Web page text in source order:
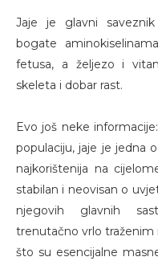
Jaje je glavni
bogate
fetusa, a željezo i
skeleta i dobar rast.
Evo još neke
populaciju, jaje je jedna
najkorištenija na
stabilan i neovisan o
njegovih glavnih
trenutačno vrlo traženim
što su esencijalne